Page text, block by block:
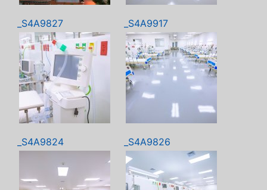
_S4A9827 _S4A9917
_S4A9824 _S4A9826